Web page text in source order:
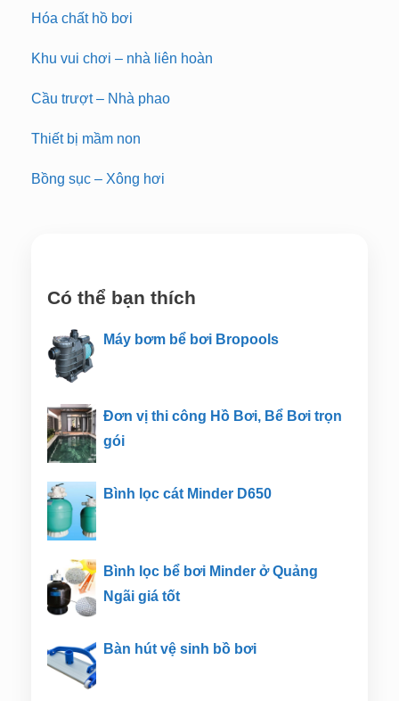
Hóa chất hồ bơi
Khu vui chơi – nhà liên hoàn
Cầu trượt – Nhà phao
Thiết bị mầm non
Bồng sục – Xông hơi
Có thể bạn thích
Máy bơm bể bơi Bropools
Đơn vị thi công Hồ Bơi, Bể Bơi trọn
gói
Bình lọc cát Minder D650
Bình lọc bể bơi Minder ở Quảng
Ngãi giá tốt
Bàn hút vệ sinh bồ bơi